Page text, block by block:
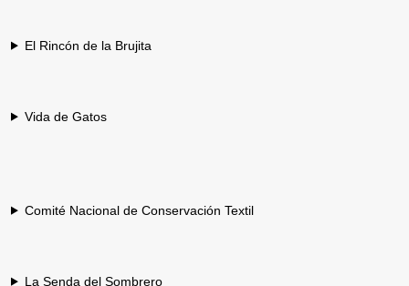
El Rincón de la Brujita
Vida de Gatos
Comité Nacional de Conservación Textil
La Senda del Sombrero